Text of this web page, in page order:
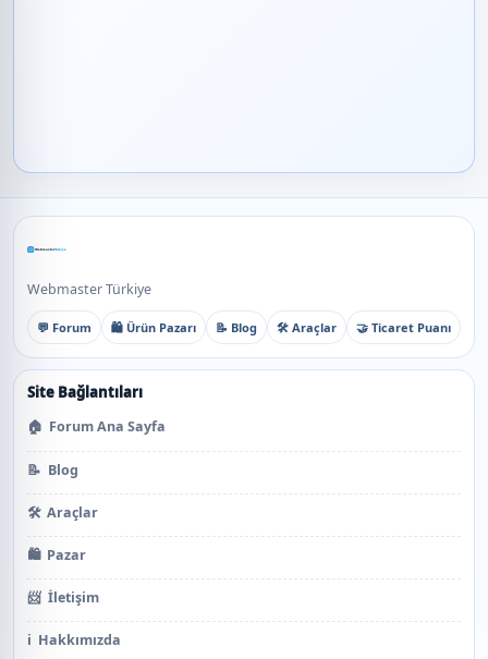
Webmaster Türkiye
💬 Forum 🛍️ Ürün Pazarı 📝 Blog 🛠️ Araçlar 🤝 Ticaret Puanı
Site Bağlantıları
🏠 Forum Ana Sayfa
📝 Blog
🛠️ Araçlar
🛍️ Pazar
📨 İletişim
ℹ️ Hakkımızda